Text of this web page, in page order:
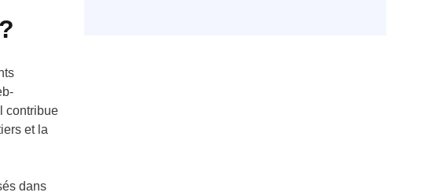
contribue
et la
dans